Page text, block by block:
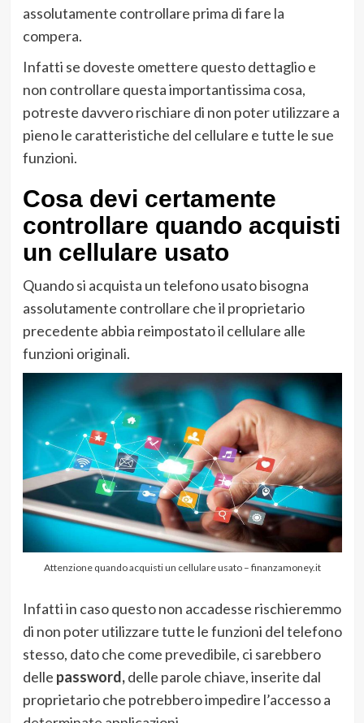
assolutamente controllare prima di fare la
compera.
Infatti se doveste omettere questo dettaglio e
non controllare questa importantissima cosa,
potreste davvero rischiare di non poter utilizzare a
pieno le caratteristiche del cellulare e tutte le sue
funzioni.
Cosa devi certamente
controllare quando acquisti
un cellulare usato
Quando si acquista un telefono usato bisogna
assolutamente controllare che il proprietario
precedente abbia reimpostato il cellulare alle
funzioni originali.
Attenzione quando acquisti un cellulare usato – finanzamoney.it
Infatti in caso questo non accadesse rischieremmo
di non poter utilizzare tutte le funzioni del telefono
stesso, dato che come prevedibile, ci sarebbero
delle password,delle parole chiave, inserite dal
proprietario che potrebbero impedire l’accesso a